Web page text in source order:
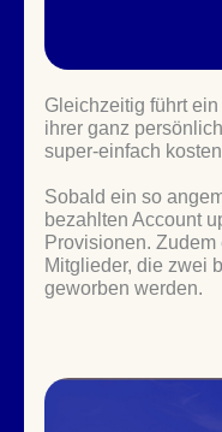
Gleichzeitig führt
ihrer ganz
super-einfach
Sobald ein so
bezahlten Account
Provisionen.
Mitglieder, die zwei
geworben werden.